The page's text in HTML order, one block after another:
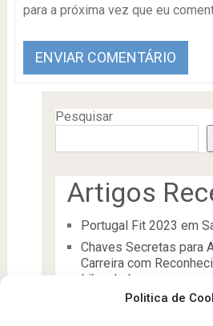
Politica de
para a próxima vez que eu
Pesquisar
Artigos
Portugal Fit 2023 em
Chaves Secretas para
Carreira com
Liberdade